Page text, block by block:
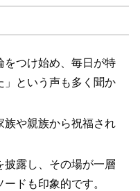
をつけ始め、毎日が特
」という声も多く聞か
族や親族から祝福され
披露し、その場が一層
ドも印象的です。